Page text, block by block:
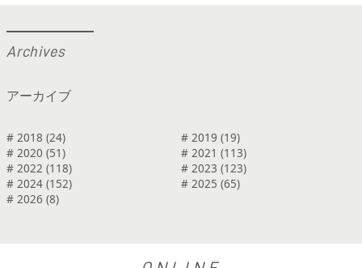
Archives
アーカイブ
# 2018 (24)
# 2019 (19)
# 2020 (51)
# 2021 (113)
# 2022 (118)
# 2023 (123)
# 2024 (152)
# 2025 (65)
# 2026 (8)